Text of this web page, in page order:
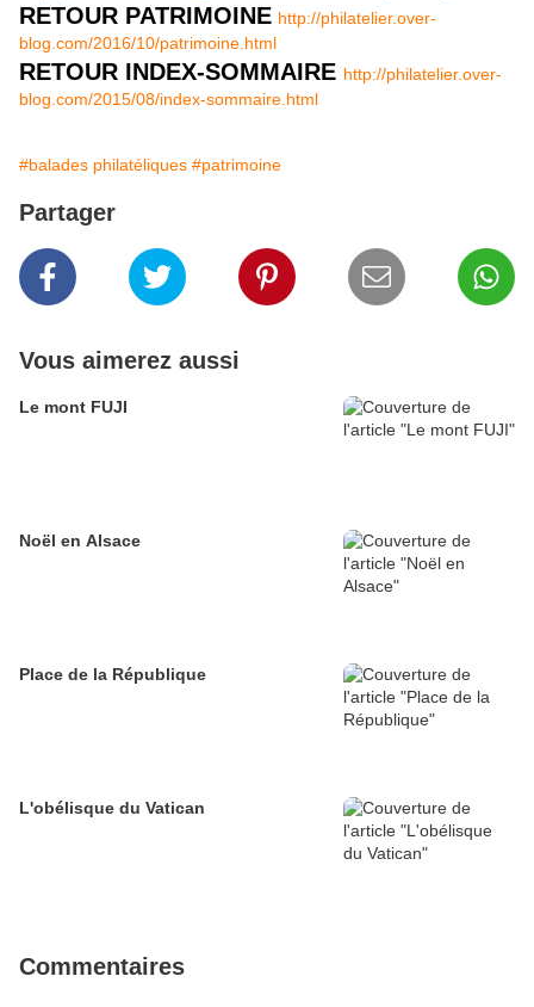
RETOUR PATRIMOINE http://philatelier.over-
blog.com/2016/10/patrimoine.html
RETOUR INDEX-SOMMAIRE http://philatelier.over-
blog.com/2015/08/index-sommaire.html
#balades philatéliques #patrimoine
Partager
Vous aimerez aussi
Le mont FUJI
Noël en Alsace
Place de la République
L'obélisque du Vatican
Commentaires